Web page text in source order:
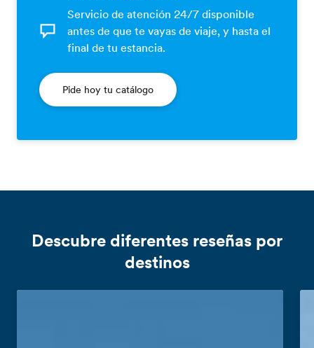
Servicio de atención 24/7 disponible
antes de que te vayas de viaje, y hasta el
final de tu estancia.
Pide hoy tu catálogo
Descubre diferentes reseñas por
destinos